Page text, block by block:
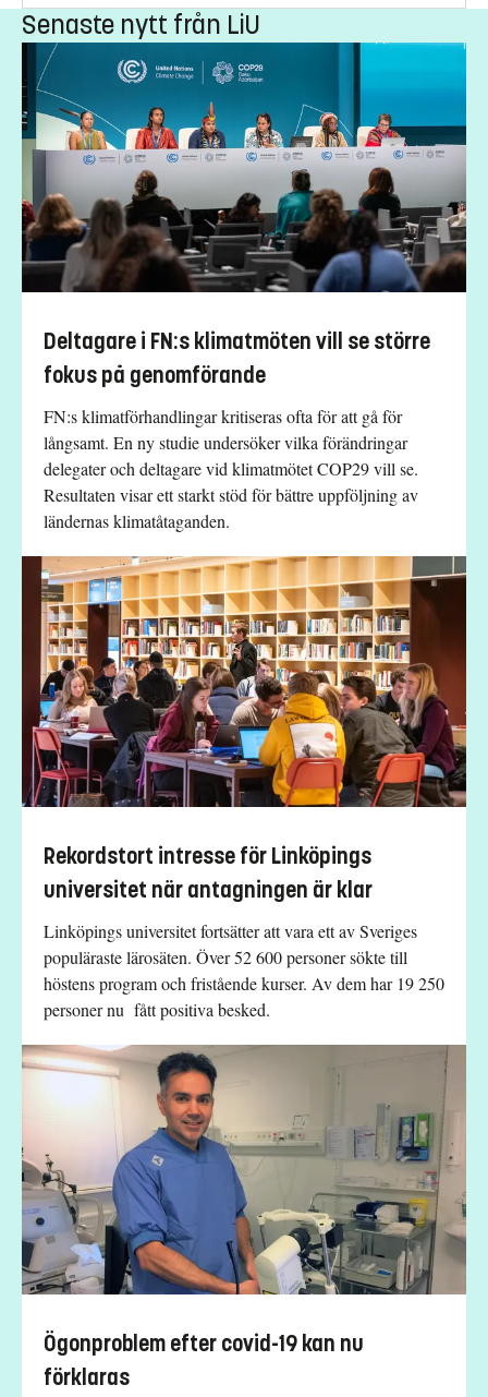
Senaste nytt från LiU
Deltagare i FN:s klimatmöten vill se större
fokus på genomförande
FN:s klimatförhandlingar kritiseras ofta för att gå för
långsamt. En ny studie undersöker vilka förändringar
delegater och deltagare vid klimatmötet COP29 vill se.
Resultaten visar ett starkt stöd för bättre uppföljning av
ländernas klimatåtaganden.
Rekordstort intresse för Linköpings
universitet när antagningen är klar
Linköpings universitet fortsätter att vara ett av Sveriges
populäraste lärosäten. Över 52 600 personer sökte till
höstens program och fristående kurser. Av dem har 19 250
personer nu fått positiva besked.
Ögonproblem efter covid-19 kan nu
förklaras